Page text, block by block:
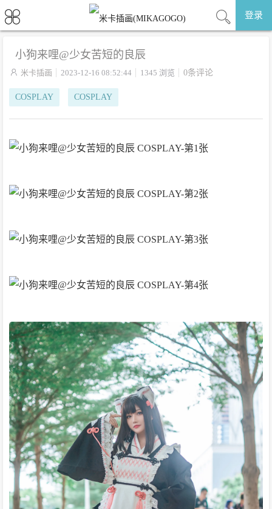
登录
小狗来哩@少女苦短的良辰
 米卡插画 2023-12-16 08:52:44 1345 浏览 0条评论
COSPLAY COSPLAY